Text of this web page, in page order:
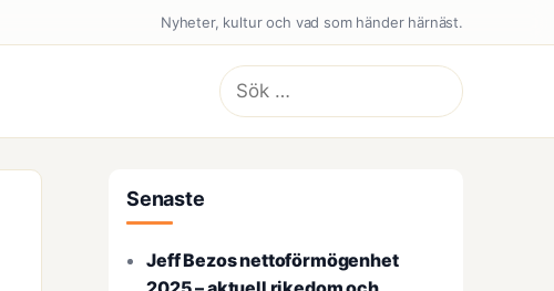
Nyheter, kultur och vad som händer härnäst.
Sök
efter:
Senaste
Jeff Bezos nettoförmögenhet